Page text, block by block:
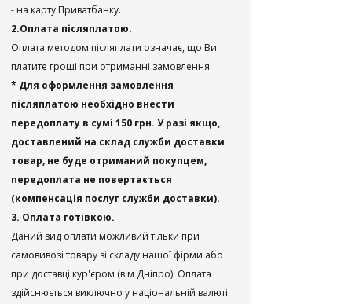
- на карту Приватбанку.
2.Оплата післяплатою.
Оплата методом післяплати означає, що Ви
платите гроші при отриманні замовлення.
* Для оформлення замовлення
післяплатою необхідно внести
передоплату в сумі 150 грн. У разі якщо,
доставлений на склад служби доставки
товар, не буде отриманий покупцем,
передоплата не повертається
(компенсація послуг служби доставки).
3. Оплата готівкою.
Даний вид оплати можливий тільки при
самовивозі товару зі складу нашої фірми або
при доставці кур'єром (в м Дніпро). Оплата
здійснюється виключно у національній валюті.